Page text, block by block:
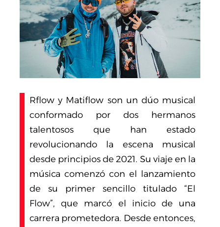
Rflow y Matiflow son un dúo musical
conformado por dos hermanos
talentosos que han estado
revolucionando la escena musical
desde principios de 2021. Su viaje en la
música comenzó con el lanzamiento
de su primer sencillo titulado “El
Flow”, que marcó el inicio de una
carrera prometedora. Desde entonces,